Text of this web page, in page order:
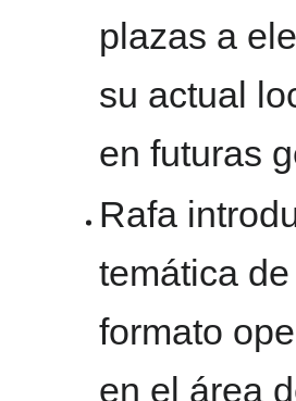
plazas a
su actual
en futuras
Rafa
temática
formato
en el área